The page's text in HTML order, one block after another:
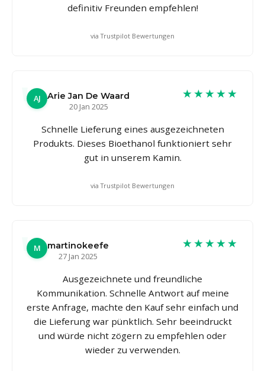
definitiv Freunden empfehlen!
via Trustpilot Bewertungen
AJ
Arie Jan De Waard
20 Jan 2025
★★★★★
Schnelle Lieferung eines ausgezeichneten
Produkts. Dieses Bioethanol funktioniert sehr
gut in unserem Kamin.
via Trustpilot Bewertungen
M
martinokeefe
27 Jan 2025
★★★★★
Ausgezeichnete und freundliche
Kommunikation. Schnelle Antwort auf meine
erste Anfrage, machte den Kauf sehr einfach und
die Lieferung war pünktlich. Sehr beeindruckt
und würde nicht zögern zu empfehlen oder
wieder zu verwenden.